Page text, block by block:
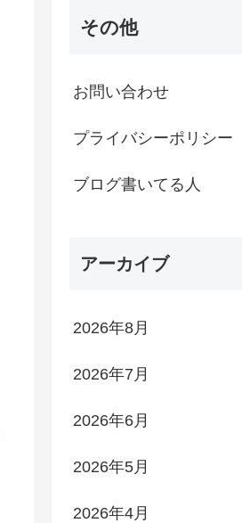
その他
お問い合わせ
プライバシーポリシー
ブログ書いてる人
アーカイブ
2026年8月
2026年7月
2026年6月
2026年5月
2026年4月